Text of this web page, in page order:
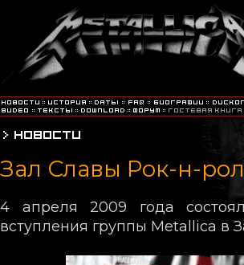
Зал Славы Рок-н-
4 апреля 2009 года
вступления группы Metallica в